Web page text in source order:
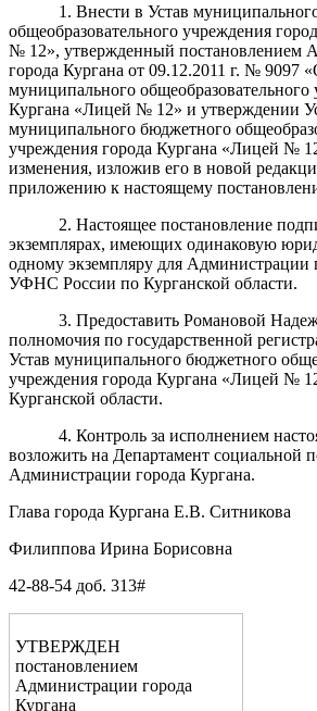
1. Внести в Устав
общеобразовательного учреждения
№ 12», утвержденный постановлением
города Кургана от 09.12.2011 г. № 9097
муниципального общеобразовательного
Кургана «Лицей № 12» и утверждении
муниципального бюджетного
учреждения города Кургана «Лицей №
изменения, изложив его в новой
приложению к настоящему
2. Настоящее постановление
экземплярах, имеющих одинаковую
одному экземпляру для Администрации
УФНС России по Курганской области.
3. Предоставить Романовой
полномочия по государственной
Устав муниципального бюджетного
учреждения города Кургана «Лицей №
Курганской области.
4. Контроль за исполнением
возложить на Департамент социальной
Администрации города Кургана.
Глава города Кургана Е.В. Ситникова
Филиппова Ирина Борисовна
42-88-54 доб. 313#
УТВЕРЖДЕН
постановлением
Администрации города
Кургана